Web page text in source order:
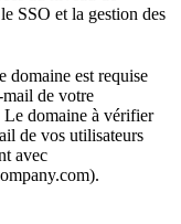
SSO et la gestion des
est requise
mail de votre
Le domaine à vérifier
de vos utilisateurs
avec